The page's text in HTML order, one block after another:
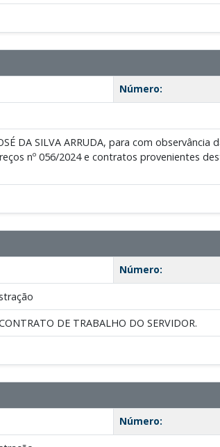
Número:
DA SILVA ARRUDA, para com
nº 056/2024 e contratos provenientes
Número:
DE TRABALHO DO SERVIDOR.
Número: